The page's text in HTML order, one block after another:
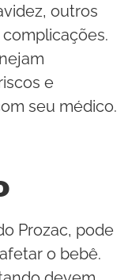
outros
e
seu médico.
Prozac, pode
o bebê.